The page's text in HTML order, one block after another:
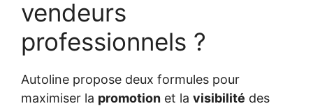
vendeurs
professionnels ?
Autoline propose deux formules pour
maximiser la promotion et la visibilité des